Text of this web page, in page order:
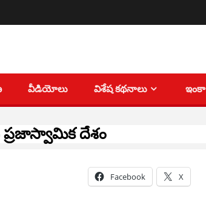
వీడియోలు విశేష కథనాలు ఇంకా
దేశం
Facebook X